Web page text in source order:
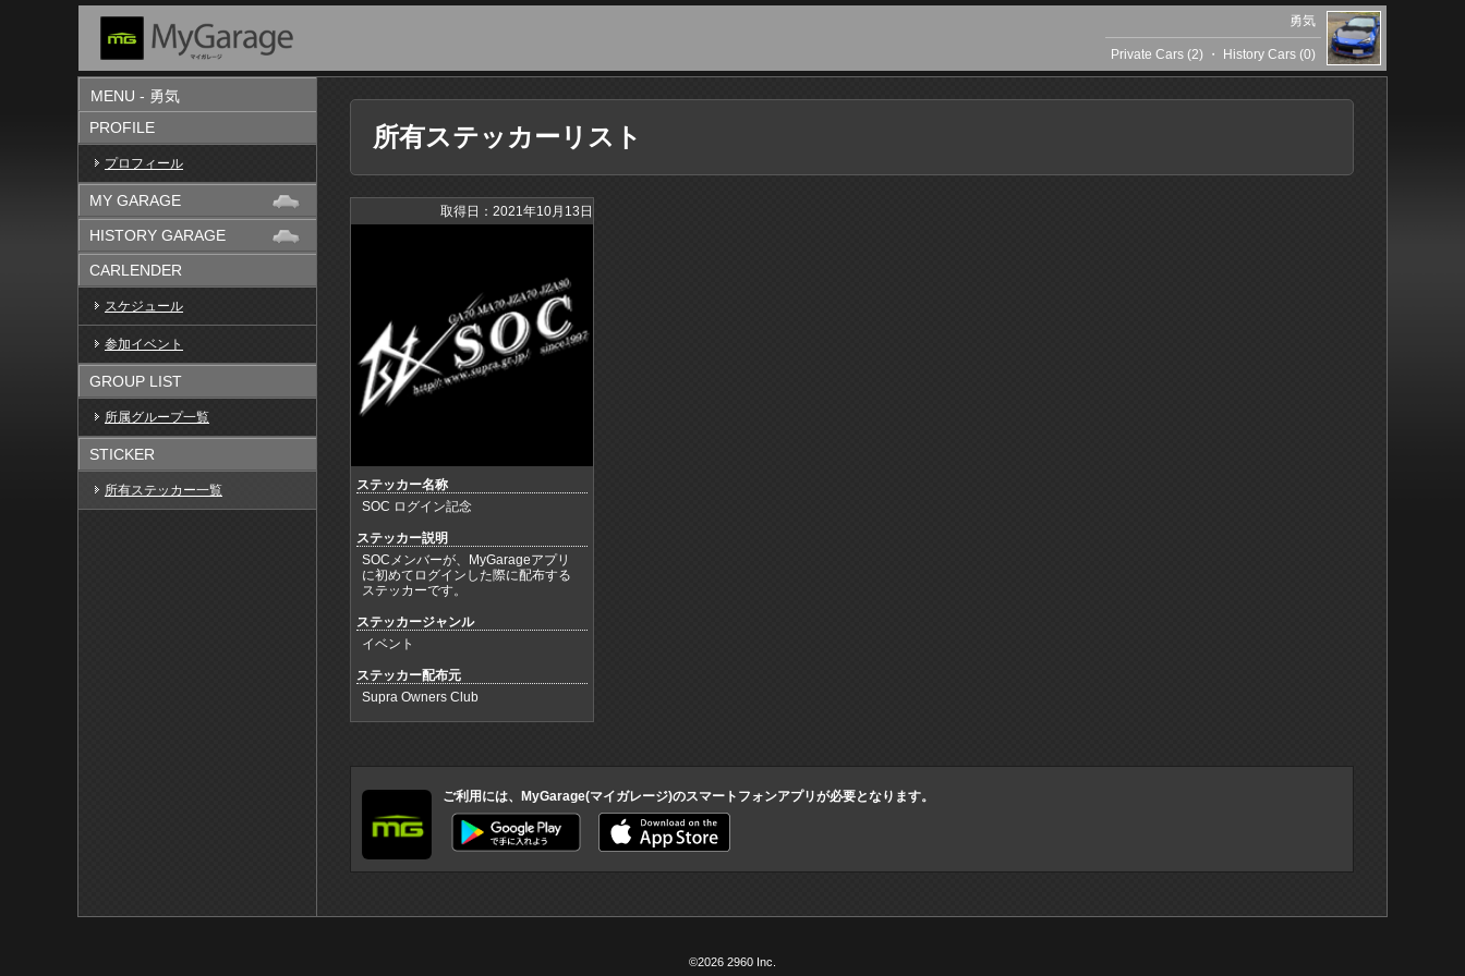
勇気
Private Cars (2) ・ History Cars (0)
MENU - 勇気
PROFILE
プロフィール
MY GARAGE
HISTORY GARAGE
CARLENDER
スケジュール
参加イベント
GROUP LIST
所属グループ一覧
STICKER
所有ステッカー一覧
所有ステッカーリスト
取得日：2021年10月13日
ステッカー名称
SOC ログイン記念
ステッカー説明
SOCメンバーが、MyGarageアプリ
に初めてログインした際に配布する
ステッカーです。
ステッカージャンル
イベント
ステッカー配布元
Supra Owners Club
ご利用には、MyGarage(マイガレージ)のスマートフォンアプリが必要となります。
©2026 2960 Inc.